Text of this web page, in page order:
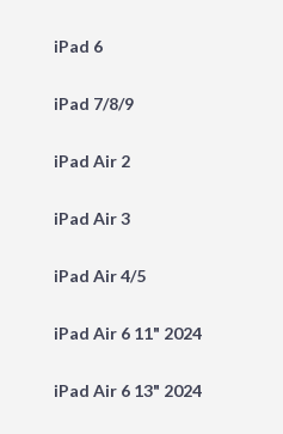
iPad 6
iPad 7/8/9
iPad Air 2
iPad Air 3
iPad Air 4/5
iPad Air 6 11" 2024
iPad Air 6 13" 2024